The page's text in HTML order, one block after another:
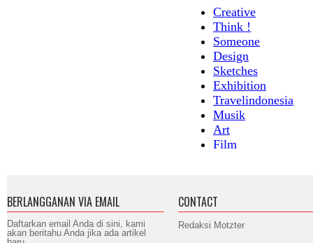
BERLANGGANAN VIA EMAIL
Daftarkan email Anda di sini, kami
akan beritahu Anda jika ada artikel
CONTACT
Redaksi Motzter